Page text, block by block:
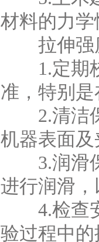
材料的力
拉伸强
1.定期校
准，特别
2.清洁保
机器表面
3.润滑保
进行润滑
4.检查安
验过程中